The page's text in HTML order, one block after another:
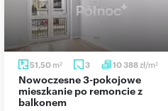
51,50 m2 3 10 388zł/m2
Nowoczesne 3-pokojowe
mieszkanie po remoncie z
balkonem